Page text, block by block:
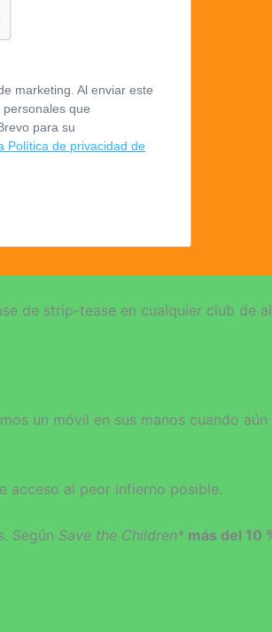
marketing. Al enviar este
que
para su
Política de privacidad de
de strip-tease en cualquier club de
un móvil en sus manos cuando
acceso al peor infierno posible.
Según Save the Children* más del 10